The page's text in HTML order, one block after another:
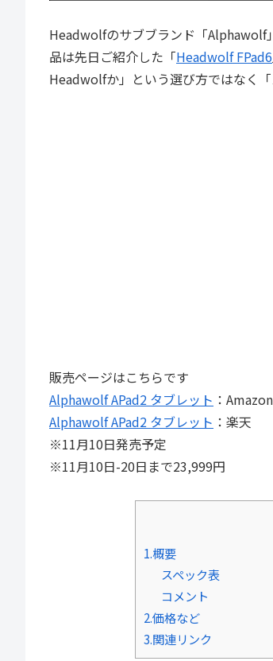
Headwolfのサブブランド「Alphawolf
品は先日ご紹介した「Headwolf FPad6
Headwolfか」という選び方ではなく
販売ページはこちらです
Alphawolf APad2 タブレット ：Amazon
Alphawolf APad2 タブレット ：楽天
※11月10日発売予定
※11月10日-20日まで23,999円
1.概要
スペック表
コメント
2.価格など
3.関連リンク